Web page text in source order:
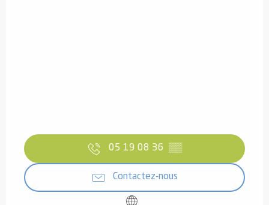
05 19 08 36 ▒▒
Contactez-nous